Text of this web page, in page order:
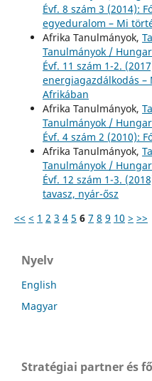
Évf. 8 szám 3 (2014):
egyeduralom – Mi
Afrika Tanulmányok,
Tanulmányok /
Évf. 11 szám 1-2.
energiagazdálkodás
Afrikában
Afrika Tanulmányok,
Tanulmányok /
Évf. 4 szám 2 (2010):
Afrika Tanulmányok,
Tanulmányok /
Évf. 12 szám 1-3.
tavasz, nyár-ősz
<< < 1 2 3 4 5 6 7 8 9 10 > >>
Nyelv
English
Magyar
Stratégiai partner és